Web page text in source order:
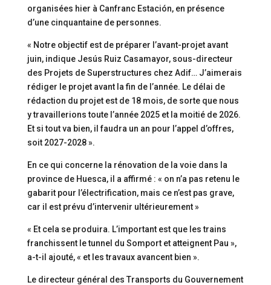
organisées hier à Canfranc Estación, en présence
d’une cinquantaine de personnes.
« Notre objectif est de préparer l’avant-projet avant
juin, indique Jesús Ruiz Casamayor, sous-directeur
des Projets de Superstructures chez Adif… J’aimerais
rédiger le projet avant la fin de l’année. Le délai de
rédaction du projet est de 18 mois, de sorte que nous
y travaillerions toute l’année 2025 et la moitié de 2026.
Et si tout va bien, il faudra un an pour l’appel d’offres,
soit 2027-2028 ».
En ce qui concerne la rénovation de la voie dans la
province de Huesca, il a affirmé : « on n’a pas retenu le
gabarit pour l’électrification, mais ce n’est pas grave,
car il est prévu d’intervenir ultérieurement »
« Et cela se produira. L’important est que les trains
franchissent le tunnel du Somport et atteignent Pau »,
a-t-il ajouté, « et les travaux avancent bien ».
Le directeur général des Transports du Gouvernement